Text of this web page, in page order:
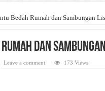
Bedah Rumah dan Sambungan
Rumah dan
Leave a comment 173 Views